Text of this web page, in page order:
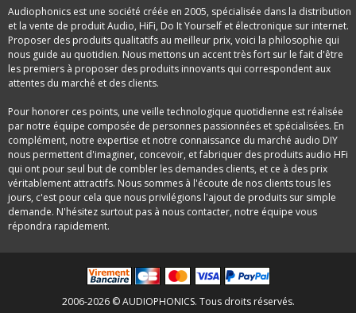
Audiophonics est une société créée en 2005, spécialisée dans la distribution
et la vente de produit Audio, HiFi, Do It Yourself et électronique sur internet.
Proposer des produits qualitatifs au meilleur prix, voici la philosophie qui
nous guide au quotidien. Nous mettons un accent très fort sur le fait d'être
les premiers à proposer des produits innovants qui correspondent aux
attentes du marché et des clients.
Pour honorer ces points, une veille technologique quotidienne est réalisée
par notre équipe composée de personnes passionnées et spécialisées. En
complément, notre expertise et notre connaissance du marché audio DIY
nous permettent d'imaginer, concevoir, et fabriquer des produits audio HFi
qui ont pour seul but de combler les demandes clients, et ce à des prix
véritablement attractifs. Nous sommes à l'écoute de nos clients tous les
jours, c'est pour cela que nous privilégions l'ajout de produits sur simple
demande. N'hésitez surtout pas à nous contacter, notre équipe vous
répondra rapidement.
2006-2026 © AUDIOPHONICS. Tous droits réservés.